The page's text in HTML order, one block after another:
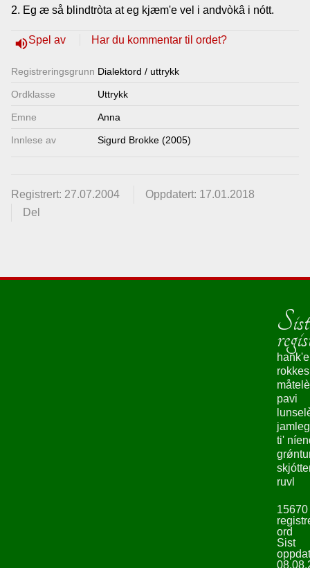
2. Eg æ så blindtròta at eg kjæm'e vel i andvòkâ i nótt.
volume_upSpel av Har du kommentar til ordet?
Registrerings­grunn Dialektord / uttrykk
Ordklasse Uttrykk
Emne Anna
Innlese av Sigurd Brokke (2005)
Registrert: 27.07.2004
Oppdatert: 17.01.2018
Del
Kontakt
oss
hank'e
pavi
ti'
ruvl
15670
ord
Sist